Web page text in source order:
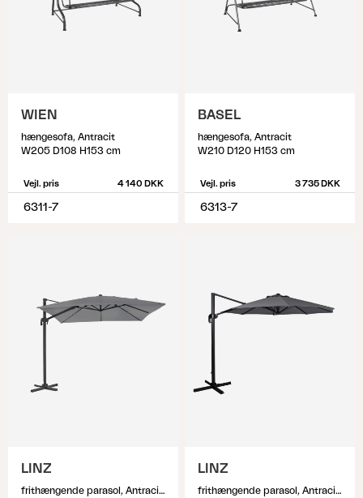
WIEN
hængesofa, Antracit
W205 D108 H153 cm
Vejl. pris 4 140 DKK
6311-7
BASEL
hængesofa, Antracit
W210 D120 H153 cm
Vejl. pris 3 735 DKK
6313-7
LINZ
frithængende parasol, Antracit/Grå
LINZ
frithængende parasol, Antracit/Grå